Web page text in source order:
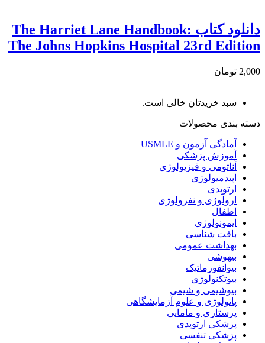
دانلود كتاب The Harriet Lane Handbook:
The Johns Hopkins Hospital 23rd Edition
2,000 تومان
سبد خریدتان خالی است.
دسته بندی محصولات
آمادگی آزمون و USMLE
آموزش پزشکی
آناتومی و فیزیولوژی
اپیدمیولوژی
ارتوپدی
ارولوژی و نفرولوژی
اطفال
ایمونولوژی
بافت شناسی
بهداشت عمومی
بیهوشی
بیوانفورماتیک
بیوتکنولوژی
بیوشیمی و شیمی
پاتولوژی و علوم آزمایشگاهی
پرستاری و مامایی
پزشکی ارتوپدی
پزشکی تنفسی